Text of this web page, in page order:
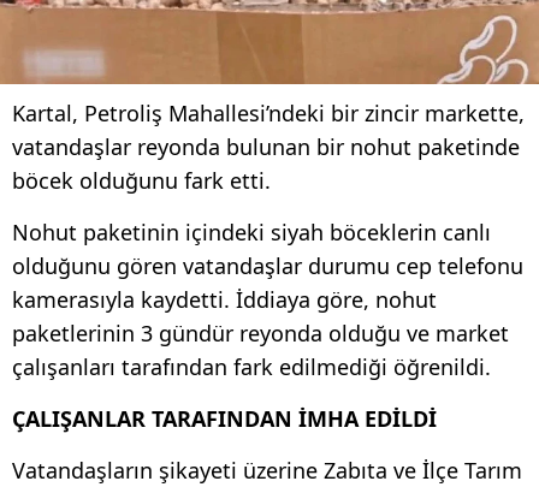
Kartal, Petroliş Mahallesi’ndeki bir zincir markette,
vatandaşlar reyonda bulunan bir nohut paketinde
böcek olduğunu fark etti.
Nohut paketinin içindeki siyah böceklerin canlı
olduğunu gören vatandaşlar durumu cep telefonu
kamerasıyla kaydetti. İddiaya göre, nohut
paketlerinin 3 gündür reyonda olduğu ve market
çalışanları tarafından fark edilmediği öğrenildi.
ÇALIŞANLAR TARAFINDAN İMHA EDİLDİ
Vatandaşların şikayeti üzerine Zabıta ve İlçe Tarım